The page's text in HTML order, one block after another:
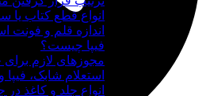
انواع قطع کتاب یا
اندازه قلم و فونت
فیپا چیست؟
مجوزهای لازم
استعلام شابک،
انواع جلد و کاغذ